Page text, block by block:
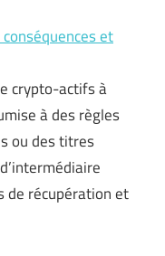
et
crypto-actifs à
à des règles
ou des titres
de récupération et